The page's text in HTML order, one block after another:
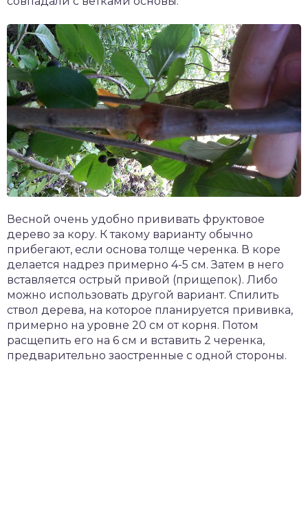
Весной очень удобно прививать фруктовое
дерево за кору. К такому варианту обычно
прибегают, если основа толще черенка. В коре
делается надрез примерно 4-5 см. Затем в него
вставляется острый привой (прищепок). Либо
можно использовать другой вариант. Спилить
ствол дерева, на которое планируется прививка,
примерно на уровне 20 см от корня. Потом
расщепить его на 6 см и вставить 2 черенка,
предварительно заостренные с одной стороны.